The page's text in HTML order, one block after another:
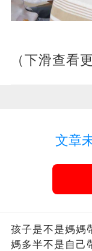
（下滑查看
文章
孩子是不是媽媽
媽多半不是自己